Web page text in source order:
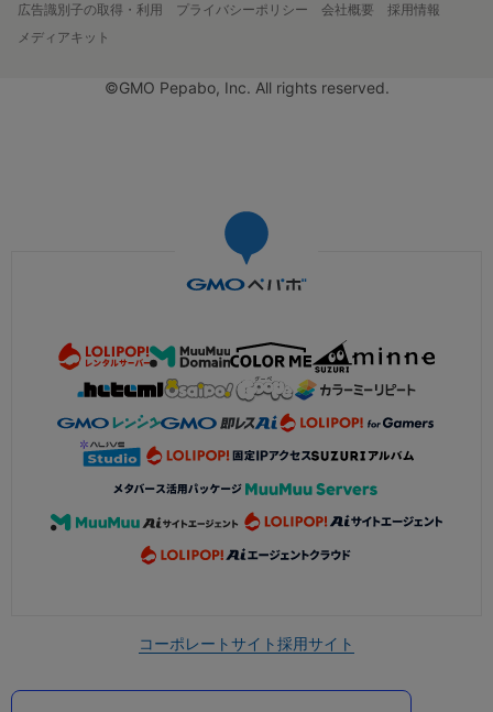
広告識別子の取得・利用
プライバシーポリシー 会社概要
採用情報
メディアキット
©GMO Pepabo, Inc. All rights reserved.
コーポレートサイト採用サイト